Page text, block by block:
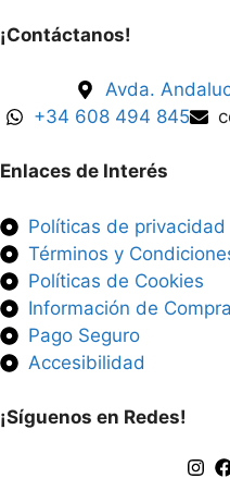
¡Contáctanos!
Avda.
+34 608 494 845
Enlaces de Interés
Políticas de privacidad
Términos y
Políticas de Cookies
Información de Compra
Pago Seguro
Accesibilidad
¡Síguenos en Redes!